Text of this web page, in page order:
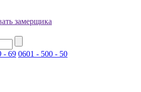
замерщика
- 69 0601 - 500 - 50